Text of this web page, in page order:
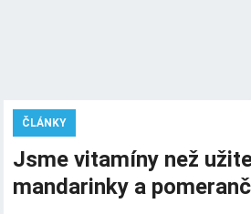
ČLÁNKY
Jsme vitamíny než
mandarinky a